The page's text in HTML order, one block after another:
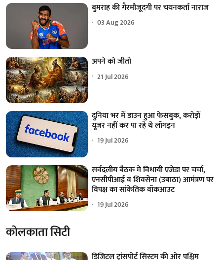
बुमराह की गैरमौजूदगी पर चयनकर्ता नाराज
03 Aug 2026
अपने को जीतो
21 Jul 2026
दुनिया भर में डाउन हुआ फेसबुक, करोड़ों
यूजर नहीं कर पा रहे थे लॉगइन
19 Jul 2026
सर्वदलीय बैठक में विधायी एजेंडा पर चर्चा,
एनसीपीआई व शिवसेना (उबाठा) आमंत्रण पर
विपक्ष का सांकेतिक वॉकआउट
19 Jul 2026
कोलकाता सिटी
डिजिटल ट्रांसपोर्ट सिस्टम की ओर पश्चिम